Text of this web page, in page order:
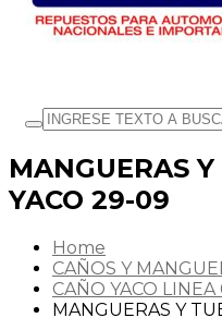
MANGUERAS
YACO 29-09
Home
CAÑOS Y
CAÑO YACO LINEA
MANGUERAS Y